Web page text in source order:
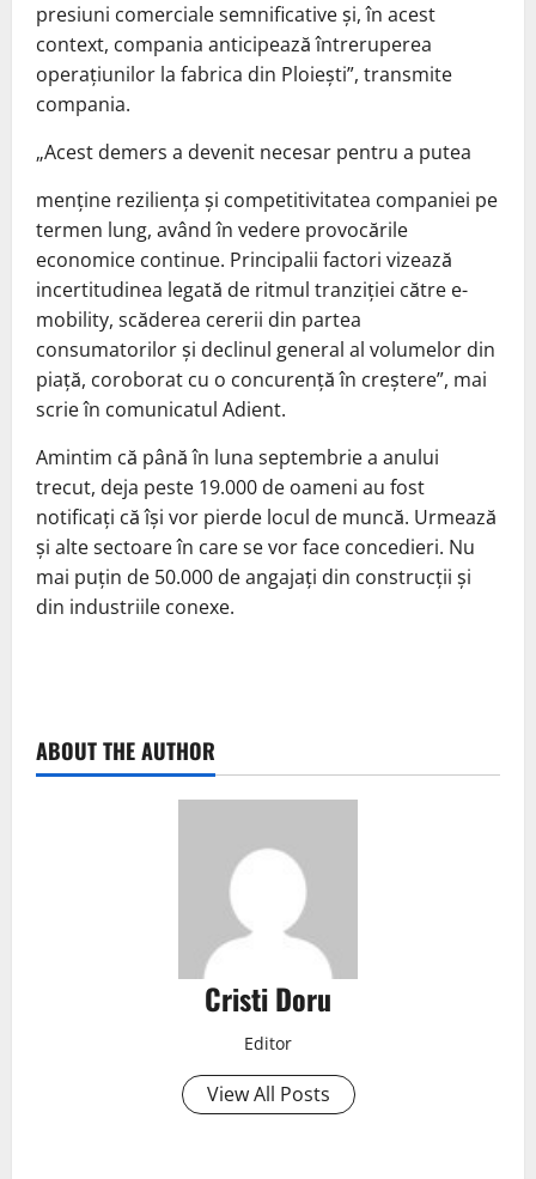
presiuni comerciale semnificative și, în acest
context, compania anticipează întreruperea
operațiunilor la fabrica din Ploiești”, transmite
compania.
„Acest demers a devenit necesar pentru a putea
menține reziliența și competitivitatea companiei pe
termen lung, având în vedere provocările
economice continue. Principalii factori vizează
incertitudinea legată de ritmul tranziției către e-
mobility, scăderea cererii din partea
consumatorilor și declinul general al volumelor din
piață, coroborat cu o concurență în creștere”, mai
scrie în comunicatul Adient.
Amintim că până în luna septembrie a anului
trecut, deja peste 19.000 de oameni au fost
notificați că își vor pierde locul de muncă. Urmează
și alte sectoare în care se vor face concedieri. Nu
mai puțin de 50.000 de angajați din construcții și
din industriile conexe.
ABOUT THE AUTHOR
Cristi Doru
Editor
View All Posts